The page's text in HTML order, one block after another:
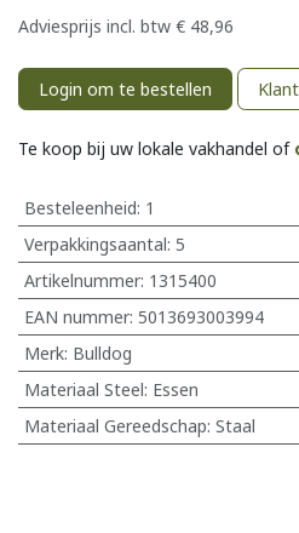
Adviesprijs incl. btw € 48,96
Login om te bestellen
Te koop bij uw lokale vakhandel of
Besteleenheid: 1
Verpakkingsaantal: 5
Artikelnummer: 1315400
EAN nummer: 5013693003994
Merk: Bulldog
Materiaal Steel: Essen
Materiaal Gereedschap: Staal